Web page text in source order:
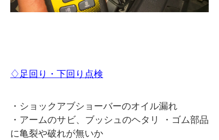
♢足回り・下回り点検
・ショックアブショーバーのオイル漏れ
・アームのサビ、ブッシュのヘタリ ・ゴム部品
に亀裂や破れが無いか